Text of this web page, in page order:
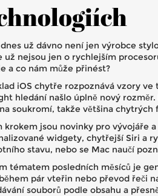
už dávno není jen výrobce
už nejsou jen o rychlejším
a co nám může přinést?
iOS chytře rozpoznává vzory
hledání našlo úplně nový
soukromí, takže většina
krokem jsou novinky pro vývojáře
widgety, chytřejší Siri a
stavu, nebo se Mac naučí
tématem posledních měsíců je
pár vteřin nebo převod řeči
souborů podle obsahu a